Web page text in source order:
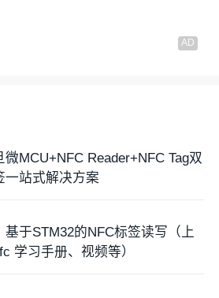
微MCU+NFC Reader+NFC Tag双
一站式解决方案
基于STM32的NFC标签读写（上
学习手册、视频等）